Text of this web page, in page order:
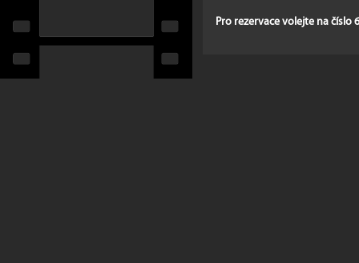
Pro rezervace volejte na číslo